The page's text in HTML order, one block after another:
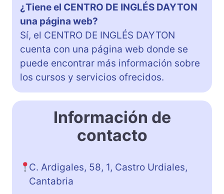
¿Tiene el CENTRO DE INGLÉS DAYTON
una página web?
Sí, el CENTRO DE INGLÉS DAYTON
cuenta con una página web donde se
puede encontrar más información sobre
los cursos y servicios ofrecidos.
Información de
contacto
C. Ardigales, 58, 1, Castro Urdiales,
Cantabria